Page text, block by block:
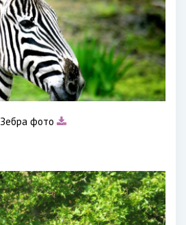
Зебра фото